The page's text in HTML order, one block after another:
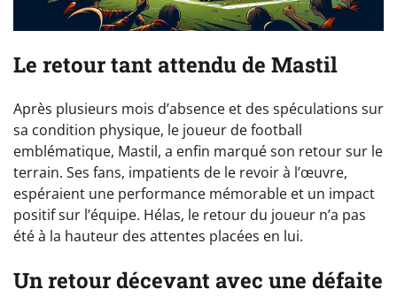
Le retour tant attendu de Mastil
Après plusieurs mois d’absence et des spéculations sur
sa condition physique, le joueur de football
emblématique, Mastil, a enfin marqué son retour sur le
terrain. Ses fans, impatients de le revoir à l’œuvre,
espéraient une performance mémorable et un impact
positif sur l’équipe. Hélas, le retour du joueur n’a pas
été à la hauteur des attentes placées en lui.
Un retour décevant avec une défaite